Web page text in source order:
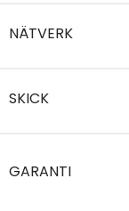
NÄTVERK
SKICK
GARANTI